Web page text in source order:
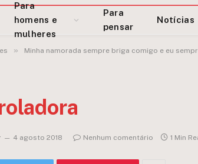
Para
homens e
mulheres
Para
pensar
Notícias
» Minha namorada sempre briga comigo e eu
4 agosto 2018 Nenhum comentário 1 Min